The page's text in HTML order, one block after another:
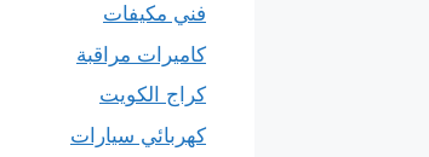
فني مكيفات
كاميرات مراقبة
كراج الكويت
كهربائي سيارات